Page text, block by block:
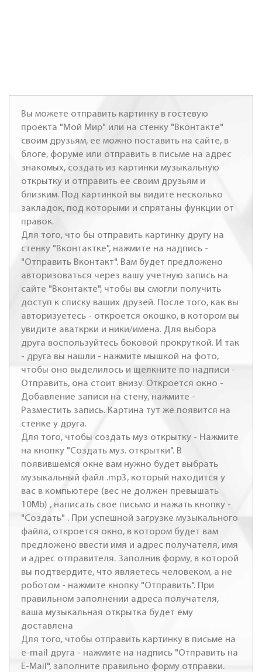
Вы можете отправить картинку в гостевую
проекта "Мой Мир" или на стенку "Вконтакте"
своим друзьям, ее можно поставить на сайте, в
блоге, форуме или отправить в письме на адрес
знакомых, создать из картинки музыкальную
открытку и отправить ее своим друзьям и
близким. Под картинкой вы видите несколько
закладок, под которыми и спрятаны функции от
правок.
Для того, что бы отправить картинку другу на
стенку "Вконтактке", нажмите на надпись -
"Отправить Вконтакт". Вам будет предложено
авторизоваться через вашу учетную запись на
сайте "Вконтакте", чтобы вы смогли получить
доступ к списку ваших друзей. После того, как вы
авторизуетесь - откроется окошко, в котором вы
увидите аваткрки и ники/имена. Для выбора
друга воспользуйтесь боковой прокруткой. И так
- друга вы нашли - нажмите мышкой на фото,
чтобы оно выделилось и щелкните по надписи -
Отправить, она стоит внизу. Откроется окно -
Добавление записи на стену, нажмите -
Разместить запись. Картина тут же появится на
стенке у друга.
Для того, чтобы создать муз открытку - Нажмите
на кнопку "Создать муз. открытки". В
появившемся окне вам нужно будет выбрать
музыкальный файл .mp3, который находится у
вас в компьютере (вес не должен превышать
10Mb) , написать свое письмо и нажать кнопку -
"Создать" . При успешной загрузке музыкального
файла, откроется окно, в котором будет вам
предложено ввести имя и адрес получателя, имя
и адрес отправителя. Заполнив форму, в которой
вы подтвердите, что являетесь человеком, а не
роботом - нажмите кнопку "Отправить". При
правильном заполнении адреса получателя,
ваша музыкальная открытка будет ему
доставлена
Для того, чтобы отправить картинку в письме на
e-mail друга - нажмите на надпись "Отправить на
E-Mail", заполните правильно форму отправки.